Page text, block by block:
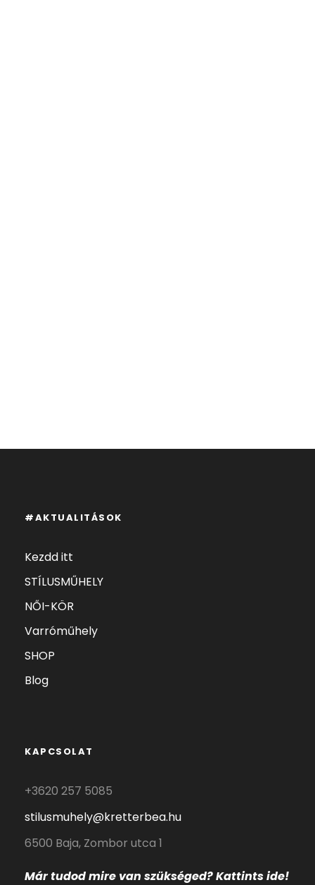
#AKTUALITÁSOK
Kezdd itt
STÍLUSMŰHELY
NŐI-KÖR
Varróműhely
SHOP
Blog
KAPCSOLAT
+3620 257 5085
stilusmuhely@kretterbea.hu
6500 Baja, Zombor utca 1
Már tudod mire van szükséged? Kattints ide!